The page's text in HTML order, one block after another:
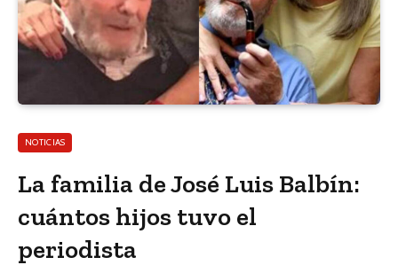
NOTICIAS
La familia de José Luis Balbín:
cuántos hijos tuvo el
periodista